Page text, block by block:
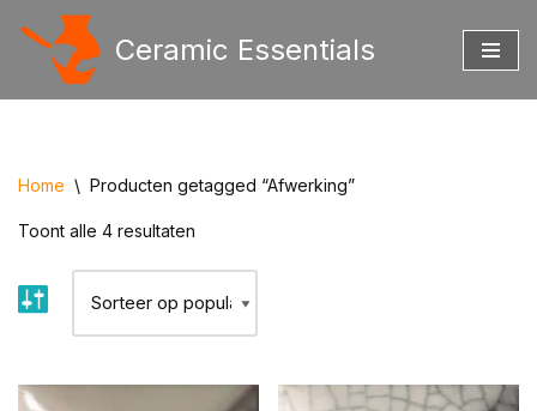
Ceramic Essentials
Home \ Producten getagged “Afwerking”
Toont alle 4 resultaten